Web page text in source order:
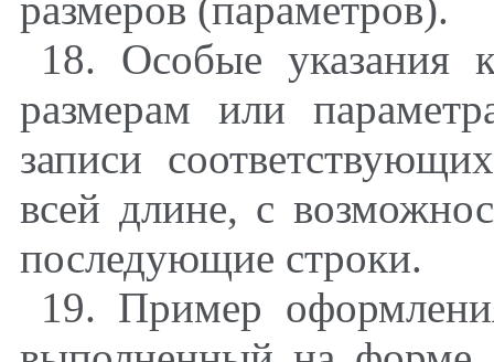
размеров (параметров).
18. Особые указания
размерам или
записи
всей длине, с
последующие строки.
19. Пример